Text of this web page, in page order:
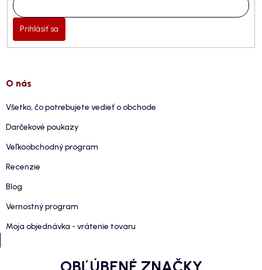
Prihlásiť sa
O nás
Všetko, čo potrebujete vedieť o obchode
Darčekové poukazy
Veľkoobchodný program
Recenzie
Blog
Vernostný program
Moja objednávka - vrátenie tovaru